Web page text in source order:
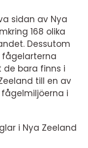
sidan av Nya
168 olika
Dessutom
fågelarterna
de bara finns i
till en av
i
i Nya Zeeland